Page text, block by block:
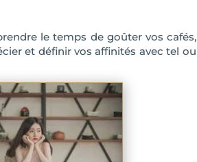
le temps de goûter vos cafés,
et définir vos affinités avec tel ou